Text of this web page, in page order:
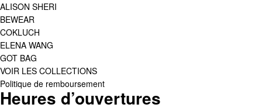
ALISON SHERI
BEWEAR
COKLUCH
ELENA WANG
GOT BAG
VOIR LES COLLECTIONS
Politique de remboursement
Heures d’ouvertures